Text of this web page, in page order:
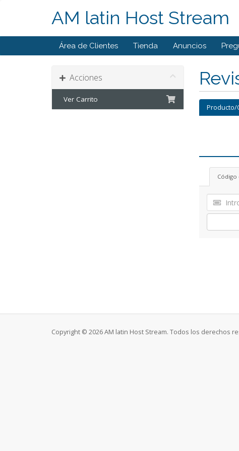
AM latin Host Stream
Área de Clientes Tienda Anuncios
Acciones
Ver Carrito
Producto/
Copyright © 2026 AM latin Host Stream. Todos los derechos